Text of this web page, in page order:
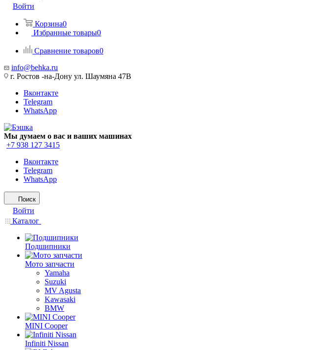
Войти
Корзина0
Избранные товары0
Сравнение товаров0
info@behka.ru
г. Ростов -на-Дону ул. Шаумяна 47В
Вконтакте
Telegram
WhatsApp
Мы думаем о вас и ваших машинах
+7 938 127 3415
Вконтакте
Telegram
WhatsApp
Поиск
Войти
Каталог
Подшипники
Мото запчасти
Yamaha
Suzuki
MV Agusta
Kawasaki
BMW
MINI Cooper
Infiniti Nissan